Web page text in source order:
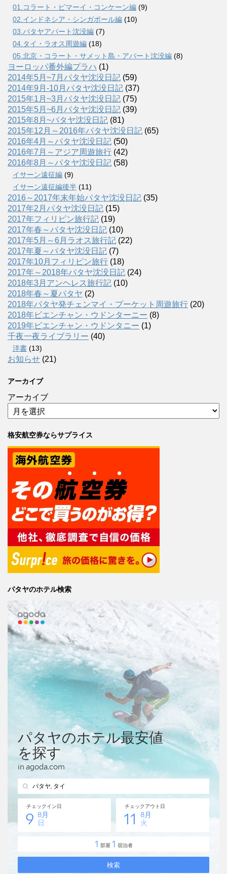
01.コラート・ピマーイ・コンケーン編 (9)
02.インドネシア・シンガポール編 (10)
03.パタヤアパート沈没編 (7)
04.タイ・ラオス周遊編 (18)
05.北京・コラート・サメット島・アパート沈没編 (8)
ヨーロッパ番外編プラハ (1)
2014年5月~7月パタヤ沈没日記 (59)
2014年9月-10月パタヤ沈没日記 (37)
2015年1月~3月パタヤ沈没日記 (75)
2015年5月~6月パタヤ沈没日記 (39)
2015年8月~パタヤ沈没日記 (81)
2015年12月～2016年パタヤ沈没日記 (65)
2016年4月～パタヤ沈没日記 (50)
2016年7月～アジア周遊旅行 (42)
2016年8月～パタヤ沈没日記 (58)
イサーン遠征編 (9)
イサーン遠征編後半 (11)
2016～2017年末年始パタヤ沈没日記 (35)
2017年2月パタヤ沈没日記 (15)
2017年フィリピン旅行記 (19)
2017年春～パタヤ沈没日記 (10)
2017年5月～6月ラオス旅行記 (22)
2017年夏～パタヤ沈没日記 (7)
2017年10月フィリピン旅行 (18)
2017年～2018年パタヤ沈没日記 (24)
2018年3月アンヘレス旅行記 (10)
2018年春～夏パタヤ (2)
2018年パタヤ発チェンマイ・プーケット周遊旅行 (20)
2018年ビエンチャン・ウドンターニー (8)
2019年ビエンチャン・ウドンタニー (1)
千夜一夜ライブラリー (40)
洋書 (13)
お知らせ (21)
アーカイブ
アーカイブ
格安航空券ならサプライス
パタヤのホテル検索